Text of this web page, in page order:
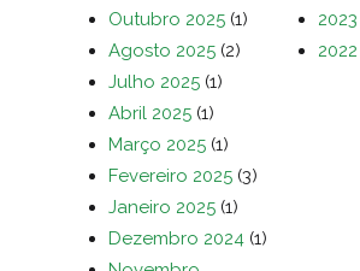
Outubro 2025 (1)
Agosto 2025 (2)
Julho 2025 (1)
Abril 2025 (1)
Março 2025 (1)
Fevereiro 2025 (3)
Janeiro 2025 (1)
Dezembro 2024 (1)
2023
2022